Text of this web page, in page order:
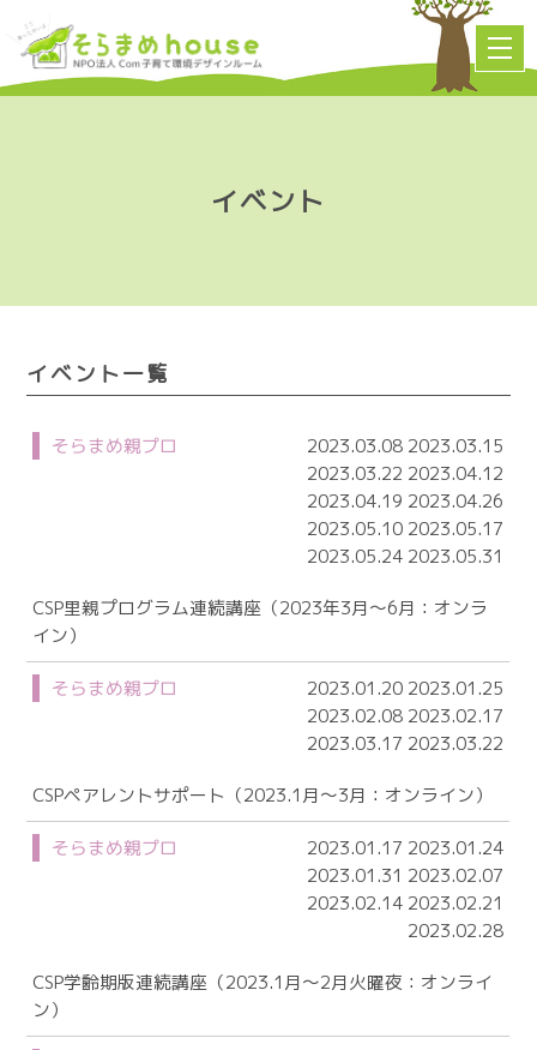
イベント
イベント一覧
2023.03.08 2023.03.15
2023.03.22 2023.04.12
2023.04.19 2023.04.26
2023.05.10 2023.05.17
2023.05.24 2023.05.31
そらまめ親プロ
CSP里親プログラム連続講座（2023年3月～6月：オンラ
イン）
2023.01.20 2023.01.25
2023.02.08 2023.02.17
2023.03.17 2023.03.22
そらまめ親プロ
CSPペアレントサポート（2023.1月～3月：オンライン）
2023.01.17 2023.01.24
2023.01.31 2023.02.07
2023.02.14 2023.02.21
2023.02.28
そらまめ親プロ
CSP学齢期版連続講座（2023.1月～2月火曜夜：オンライ
ン）